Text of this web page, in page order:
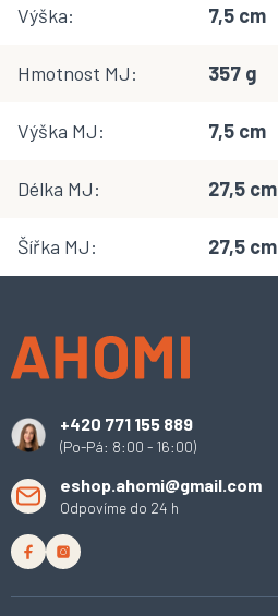
Výška: 7,5 cm
Hmotnost MJ: 357 g
Výška MJ: 7,5 cm
Délka MJ: 27,5 cm
Šířka MJ: 27,5 cm
+420 771 155 889
(Po-Pá: 8:00 - 16:00)
eshop.ahomi@gmail.com
Odpovíme do 24 h